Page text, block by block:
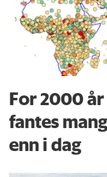
For 2000
fantes
enn i dag